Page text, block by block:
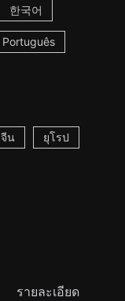
한국어
Português
จีน ยุโรป
รายละเอียด